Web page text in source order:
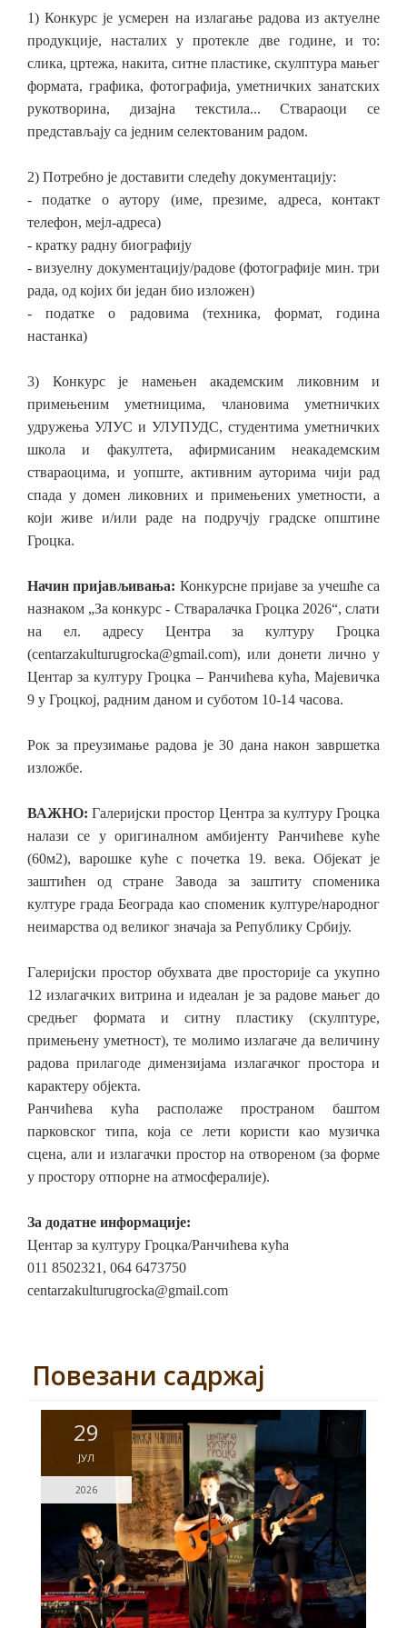
1) Конкурс је усмерен на излагање радова из актуелне
продукције, насталих у протекле две године, и то:
слика, цртежа, накита, ситне пластике, скулптура мањег
формата, графика, фотографија, уметничких занатских
рукотворина, дизајна текстила... Ствараоци се
представљају са једним селектованим радом.
2) Потребно је доставити следећу документацију:
- податке о аутору (име, презиме, адреса, контакт
телефон, мејл-адреса)
- кратку радну биографију
- визуелну документацију/радове (фотографије мин. три
рада, од којих би један био изложен)
- податке о радовима (техника, формат, година
настанка)
3) Конкурс је намењен академским ликовним и
примењеним уметницима, члановима уметничких
удружења УЛУС и УЛУПУДС, студентима уметничких
школа и факултета, афирмисаним неакадемским
ствараоцима, и уопште, активним ауторима чији рад
спада у домен ликовних и примењених уметности, а
који живе и/или раде на подручју градске општине
Гроцка.
Начин пријављивања: Конкурсне пријаве за учешће са
назнаком „За конкурс - Стваралачка Гроцка 2026“, слати
на ел. адресу Центра за културу Гроцка
(centarzakulturugrocka@gmail.com), или донети лично у
Центар за културу Гроцка – Ранчићева кућа, Мајевичка
9 у Гроцкој, радним даном и суботом 10-14 часова.
Рок за прeузимање радова је 30 дана након завршетка
изложбе.
ВАЖНО: Галеријски простор Центра за културу Гроцка
налази се у оригиналном амбијенту Ранчићеве куће
(60м2), варошке куће с почетка 19. века. Објекат је
заштићен од стране Завода за заштиту споменика
културе града Београда као споменик културе/народног
неимарства од великог значаја за Републику Србију.
Галеријски простор обухвата две просторије са укупно
12 излагачких витрина и идеалан је за радове мањег до
средњег формата и ситну пластику (скулптуре,
примењену уметност), те молимо излагаче да величину
радова прилагоде димензијама излагачког простора и
карактеру објекта.
Ранчићева кућа располаже пространом баштом
парковског типа, која се лети користи као музичка
сцена, али и излагачки простор на отвореном (за форме
у простору отпорне на атмосфералије).
За додатне информације:
Центар за културу Гроцка/Ранчићева кућа
011 8502321, 064 6473750
centarzakulturugrocka@gmail.com
Повезани садржај
29
ЈУЛ
2026